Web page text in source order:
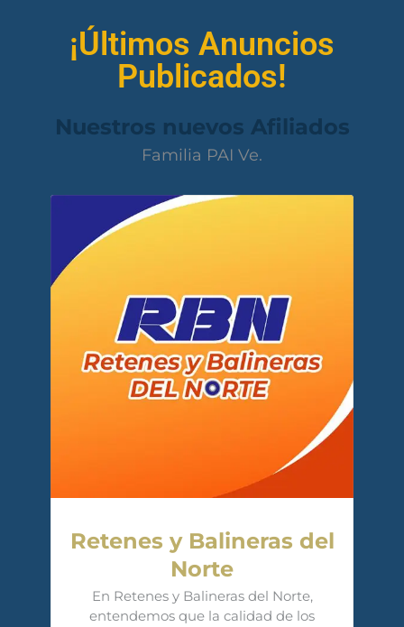
¡Últimos Anuncios
Publicados!
Nuestros nuevos Afiliados
Familia PAI Ve.
Retenes y Balineras del
Norte
En Retenes y Balineras del Norte,
entendemos que la calidad de los